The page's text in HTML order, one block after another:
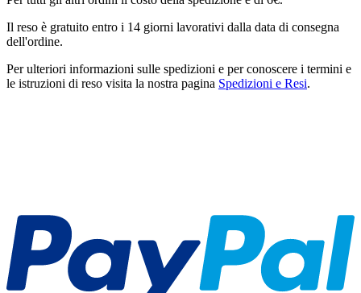
Il reso è gratuito entro i 14 giorni lavorativi dalla data di consegna
dell'ordine.
Per ulteriori informazioni sulle spedizioni e per conoscere i termini e
le istruzioni di reso visita la nostra pagina Spedizioni e Resi.